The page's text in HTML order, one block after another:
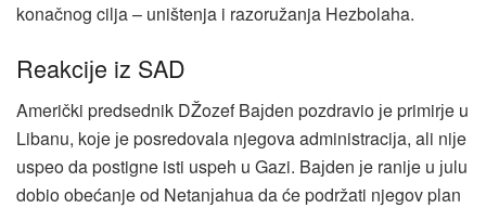
konačnog cilja – uništenja i razoružanja Hezbolaha.
Reakciјe iz SAD
Američki predsednik DŽozef Baјden pozdravio јe primirјe u
Libanu, koјe јe posredovala njegova administraciјa, ali niјe
uspeo da postigne isti uspeh u Gazi. Baјden јe raniјe u јulu
dobio obećanje od Netanјahua da će podržati njegov plan